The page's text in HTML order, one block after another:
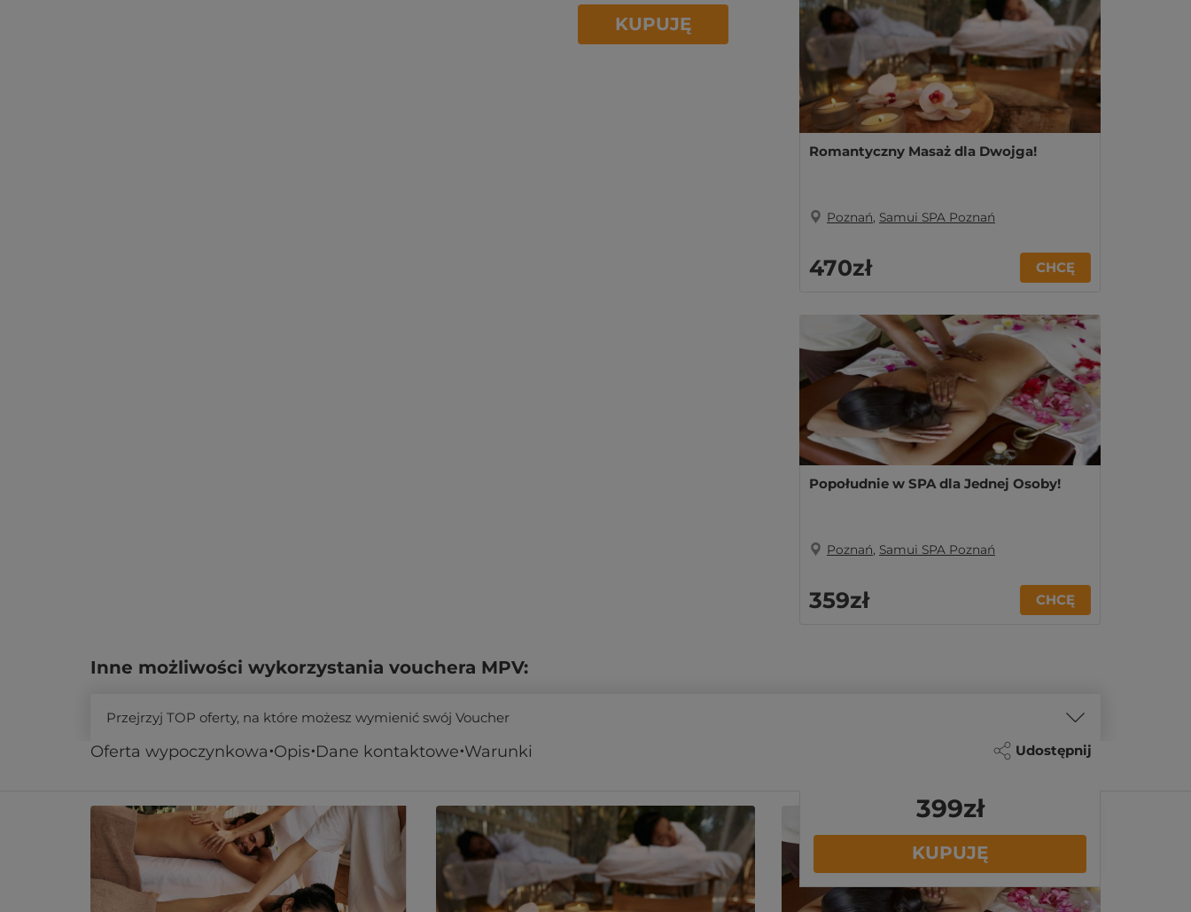
KUPUJĘ
Oferta wypoczynkowa Opis Dane kontaktowe Warunki Udostępnij
399zł
KUPUJĘ
Romantyczny Masaż dla Dwojga!
Poznań, Samui SPA Poznań
470zł CHCĘ
Popołudnie w SPA dla Jednej Osoby!
Poznań, Samui SPA Poznań
359zł CHCĘ
Inne możliwości wykorzystania vouchera MPV:
Przejrzyj TOP oferty, na które możesz wymienić swój Voucher